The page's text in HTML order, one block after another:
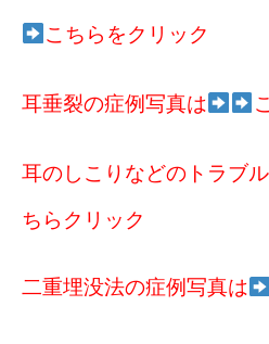
こちらをクリック
耳垂裂の症例写真は
耳のしこりなどのトラブ
ちらクリック
二重埋没法の症例写真は